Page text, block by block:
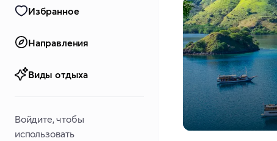
Избранное
Направления
Виды отдыха
Войдите, чтобы
использовать